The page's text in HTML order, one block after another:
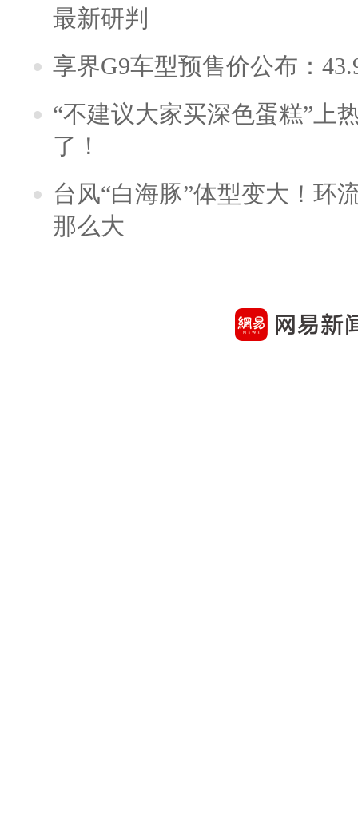
最新研判
享界G9车型预售价公布：
“不建议大家买深色蛋糕”上
了！
台风“白海豚”体型变大！环
那么大